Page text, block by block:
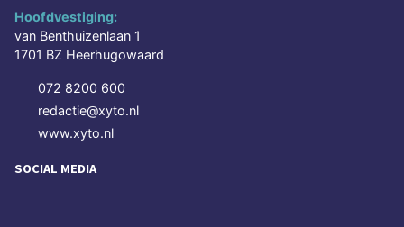
Hoofdvestiging:
van Benthuizenlaan 1
1701 BZ Heerhugowaard
072 8200 600
redactie@xyto.nl
www.xyto.nl
SOCIAL MEDIA